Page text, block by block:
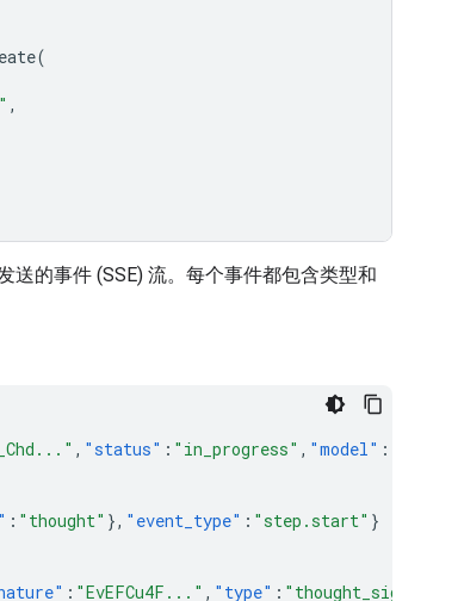
(
,
送的事件 (SSE) 流。每个事件都包含类型和
, "status" : "in_progress" , "model" :
: "thought" }, "event_type" : "step.start" }
: "EvEFCu4F..." , "type" : "thought_signature"